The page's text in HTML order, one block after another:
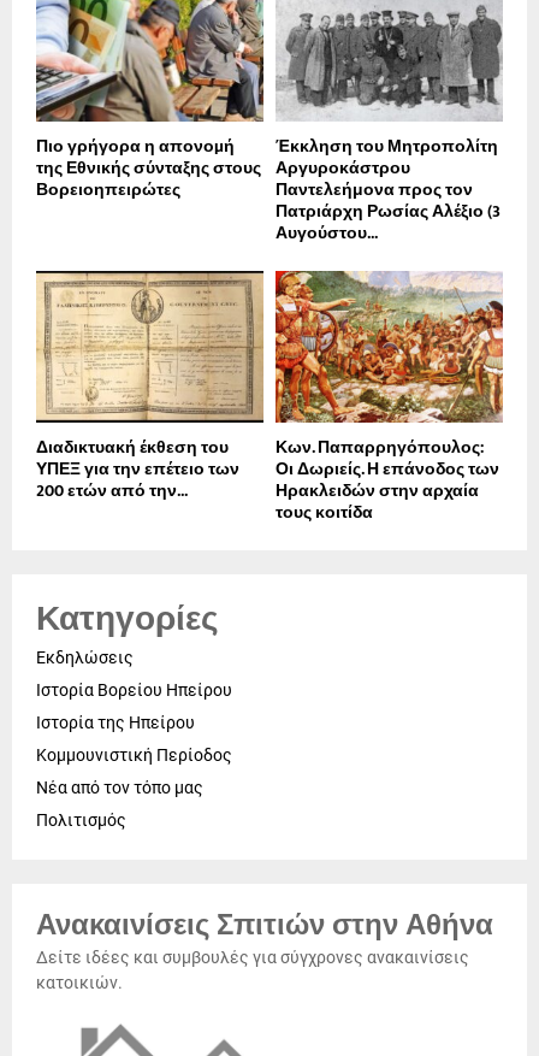
Πιο γρήγορα η απονοµή
της Εθνικής σύνταξης στους
Βορειοηπειρώτες
Έκκληση του Μητροπολίτη
Αργυροκάστρου
Παντελεήμονα προς τον
Πατριάρχη Ρωσίας Αλέξιο (3
Αυγούστου...
Διαδικτυακή έκθεση του
ΥΠΕΞ για την επέτειο των
200 ετών από την...
Κων. Παπαρρηγόπουλος:
Οι Δωριείς. Η επάνοδος των
Ηρακλειδών στην αρχαία
τους κοιτίδα
Κατηγορίες
Εκδηλώσεις
Ιστορία Βορείου Ηπείρου
Ιστορία της Ηπείρου
Κομμουνιστική Περίοδος
Νέα από τον τόπο μας
Πολιτισμός
Ανακαινίσεις Σπιτιών στην Αθήνα
Δείτε ιδέες και συμβουλές για σύγχρονες ανακαινίσεις
κατοικιών.